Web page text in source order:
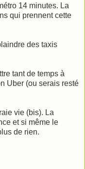
14 minutes. La
qui prennent cette
des taxis
tant de temps à
Uber (ou serais resté
vie (bis). La
et si même le
de rien.